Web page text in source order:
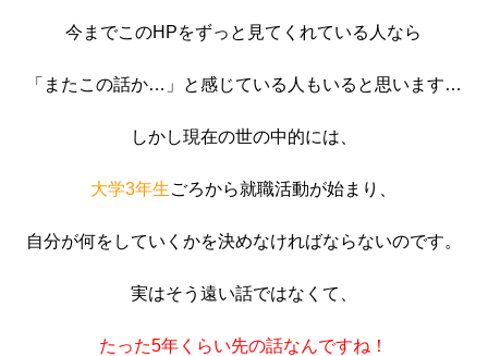
今までこのHPをずっと見てくれている人なら
「またこの話か…」と感じている人もいると思います…
しかし現在の世の中的には、
大学3年生ごろから就職活動が始まり、
自分が何をしていくかを決めなければならないのです。
実はそう遠い話ではなくて、
たった5年くらい先の話なんですね！